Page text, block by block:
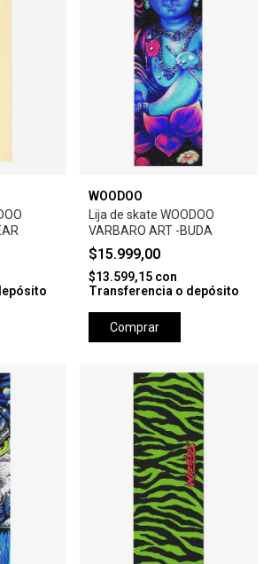
WOODOO
Lija de skate WOODOO
VARBARO ART -BUDA
$15.999,00
$13.599,15 con
Transferencia o depósito
Comprar